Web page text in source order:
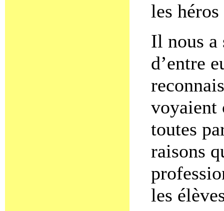
les
Il nous a
d’entre
voyaient
toutes
raisons
les